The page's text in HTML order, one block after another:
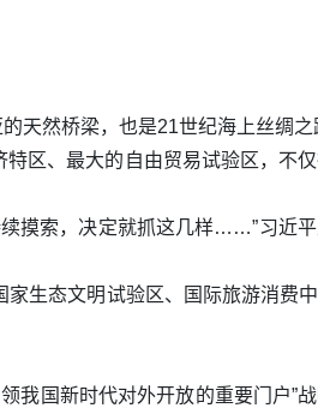
天然桥梁，也是21世纪海上丝绸之
区、最大的自由贸易试验区，不
摸索，决定就抓这几样……”习近
家生态文明试验区、国际旅游消费
我国新时代对外开放的重要门户”